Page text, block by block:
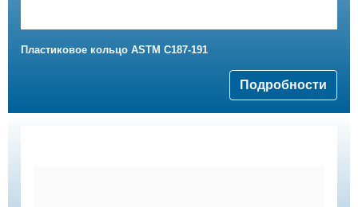
Пластиковое кольцо ASTM C187-191
Подробности